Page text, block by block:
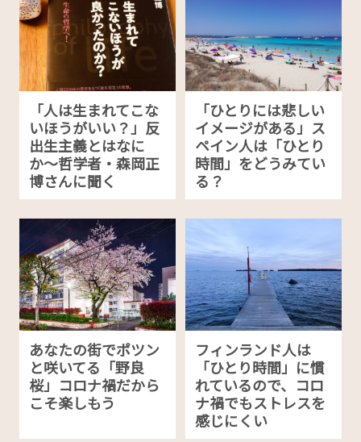
「人は生まれてこな
いほうがいい？」反
出生主義とはなに
か〜哲学者・森岡正
博さんに聞く
「ひとりには悲しい
イメージがある」ス
ペイン人は「ひとり
時間」をどうみてい
る？
あなたの街でポツン
と咲いてる「野良
桜」コロナ禍だから
こそ楽しもう
フィンランド人は
「ひとり時間」に慣
れているので、コロ
ナ禍でもストレスを
感じにくい